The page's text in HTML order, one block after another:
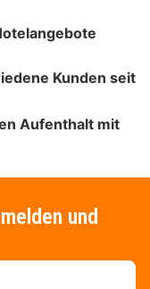
Kunden seit
Aufenthalt mit
und